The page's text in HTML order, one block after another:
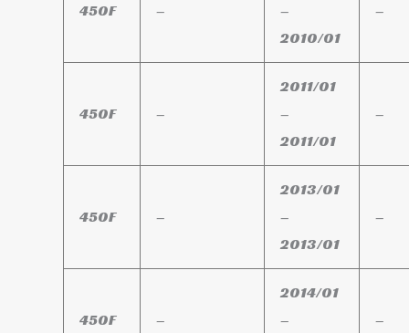
450F –
–
2010/01
–
450F –
2011/01
–
2011/01
–
450F –
2013/01
–
2013/01
–
450F –
2014/01
–
–